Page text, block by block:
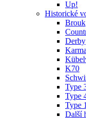
Up!
Historické
Brouk
Derby
K70
Type
Type
Type
Další